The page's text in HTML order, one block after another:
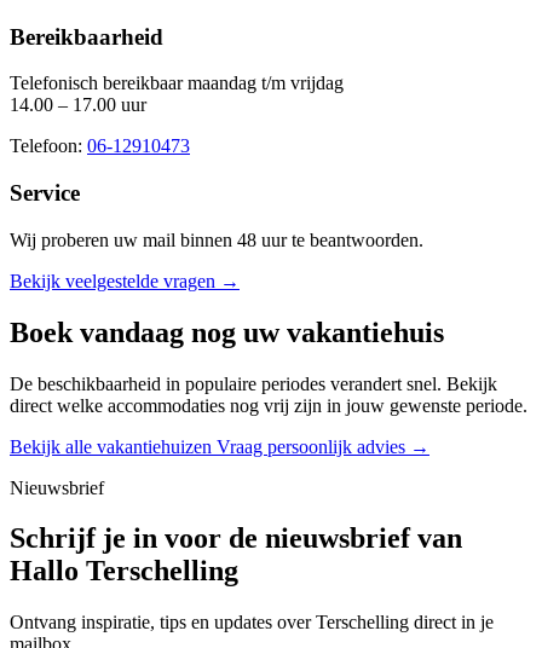
Bereikbaarheid
Telefonisch bereikbaar maandag t/m vrijdag
14.00 – 17.00 uur
Telefoon: 06-12910473
Service
Wij proberen uw mail binnen 48 uurte beantwoorden.
Bekijk veelgestelde vragen →
Boek vandaag nog uw vakantiehuis
De beschikbaarheid in populaire periodes verandert snel. Bekijk
direct welke accommodaties nog vrij zijn in jouw gewenste periode.
Bekijk alle vakantiehuizen Vraag persoonlijk advies →
Nieuwsbrief
Schrijf je in voor de nieuwsbrief van
Hallo Terschelling
Ontvang inspiratie, tips en updates over Terschelling direct in je